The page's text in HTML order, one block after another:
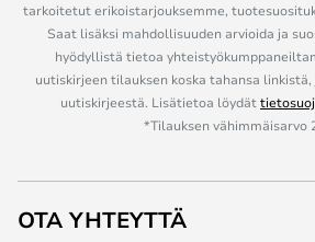
tarkoitetut erikoistarjouksemme,
Saat lisäksi mahdollisuuden arvioida ja
hyödyllistä tietoa
uutiskirjeen tilauksen koska tahansa
uutiskirjeestä. Lisätietoa löydät
*Tilauksen vähimmäisarvo
OTA YHTEYTTÄ